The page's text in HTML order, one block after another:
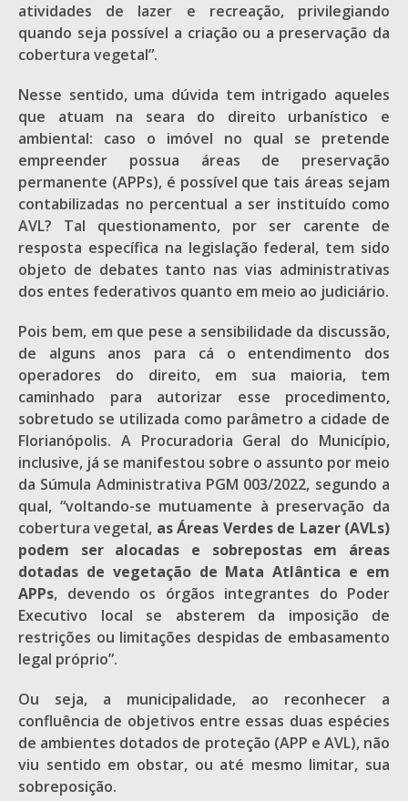
atividades de lazer e recreação, privilegiando
quando seja possível a criação ou a preservação da
cobertura vegetal”.
Nesse sentido, uma dúvida tem intrigado aqueles
que atuam na seara do direito urbanístico e
ambiental: caso o imóvel no qual se pretende
empreender possua áreas de preservação
permanente (APPs), é possível que tais áreas sejam
contabilizadas no percentual a ser instituído como
AVL? Tal questionamento, por ser carente de
resposta específica na legislação federal, tem sido
objeto de debates tanto nas vias administrativas
dos entes federativos quanto em meio ao judiciário.
Pois bem, em que pese a sensibilidade da discussão,
de alguns anos para cá o entendimento dos
operadores do direito, em sua maioria, tem
caminhado para autorizar esse procedimento,
sobretudo se utilizada como parâmetro a cidade de
Florianópolis. A Procuradoria Geral do Município,
inclusive, já se manifestou sobre o assunto por meio
da Súmula Administrativa PGM 003/2022, segundo a
qual, “voltando-se mutuamente à preservação da
cobertura vegetal, as Áreas Verdes de Lazer (AVLs)
podem ser alocadas e sobrepostas em áreas
dotadas de vegetação de Mata Atlântica e em
APPs, devendo os órgãos integrantes do Poder
Executivo local se absterem da imposição de
restrições ou limitações despidas de embasamento
legal próprio”.
Ou seja, a municipalidade, ao reconhecer a
confluência de objetivos entre essas duas espécies
de ambientes dotados de proteção (APP e AVL), não
viu sentido em obstar, ou até mesmo limitar, sua
sobreposição.